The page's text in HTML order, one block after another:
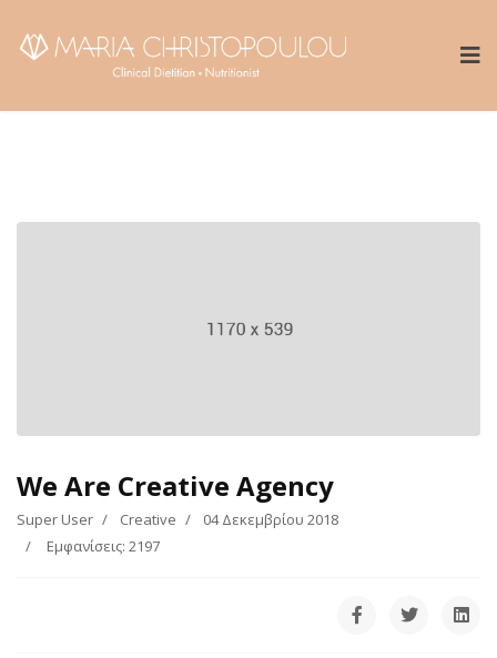
We Are Creative Agency
Super User Creative
04 Δεκεμβρίου 2018
Εμφανίσεις: 2197